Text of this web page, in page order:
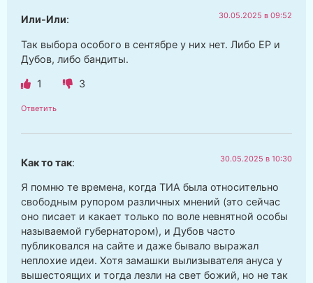
Или-Или: 30.05.2025 в 09:52
Так выбора особого в сентябре у них нет. Либо ЕР и
Дубов, либо бандиты.
1 3
Ответить
Как то так: 30.05.2025 в 10:30
Я помню те времена, когда ТИА была относительно
свободным рупором различных мнений (это сейчас
оно писает и какает только по воле невнятной особы
называемой губернатором), и Дубов часто
публиковался на сайте и даже бывало выражал
неплохие идеи. Хотя замашки вылизывателя ануса у
вышестоящих и тогда лезли на свет божий, но не так